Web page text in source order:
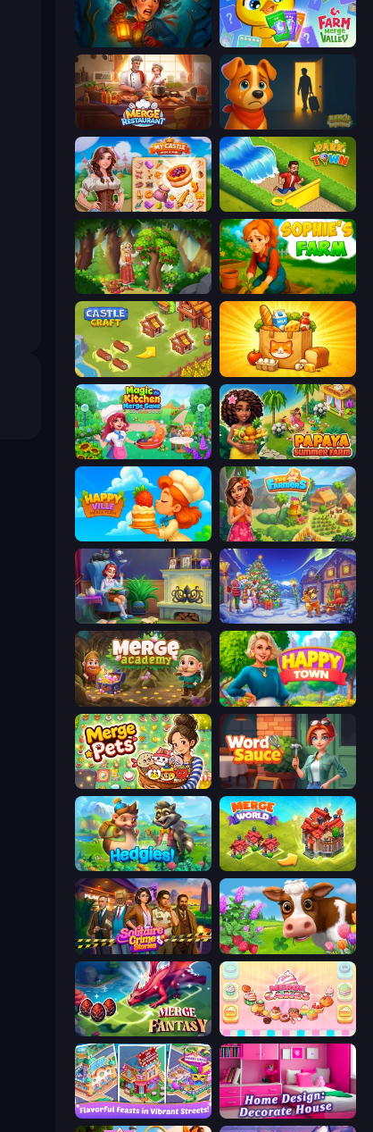
Lamplighter: Merge & Magic Farm Merge Valley
Merge Restaurant Ranch Adventures
My Castle: Merge & Story Park Town
Northern Merge Sophie's Farm
Castle Craft Farm Merge Market
Magic Kitchen: Merge Game Papaya Summer Farm
HappyVille Merge Farm The Farmers
Halloween Merge Snow Farm Happy New Year
Merge Academy Happy Town
Merge Pets Word Sauce
Hedgies Merge World
Solitaire Crime Stories Country Life Meadows
Merge Fantasy Merge Cakes
Mom's Diary 2 Home Design: Decorate House